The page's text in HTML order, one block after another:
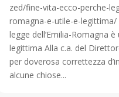
zed/fine-vita-ecco-perche-
romagna-e-utile-e-legittima/
legge dell’Emilia-Romagna è
legittima Alla c.a. del
per doverosa correttezza
alcune chiose...